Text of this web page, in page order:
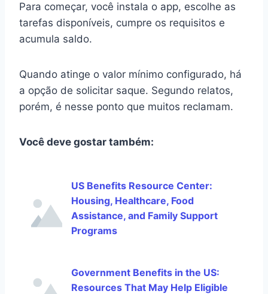
Para começar, você instala o app, escolhe as
tarefas disponíveis, cumpre os requisitos e
acumula saldo.
Quando atinge o valor mínimo configurado, há
a opção de solicitar saque. Segundo relatos,
porém, é nesse ponto que muitos reclamam.
Você deve gostar também:
US Benefits Resource Center:
Housing, Healthcare, Food
Assistance, and Family Support
Programs
Government Benefits in the US:
Resources That May Help Eligible